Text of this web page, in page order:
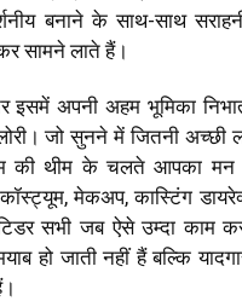
बनाने के साथ-साथ
सामने लाते हैं।
इसमें अपनी अहम भूमिका
जो सुनने में जितनी अच्छी
की थीम के चलते आपका मन
मेकअप, कास्टिंग
सभी जब ऐसे उम्दा काम
हो जाती नहीं हैं बल्कि